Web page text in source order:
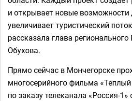
и открывает новые возможности
увеличивает туристический
рассказала глава
Обухова.
Прямо сейчас в Мончегорске
многосерийного фильма «Теплый
по заказу телеканала «Россия-1»